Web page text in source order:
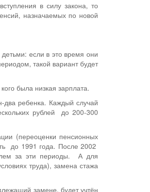
в силу закона, то
назначаемых по новой
если в это время они
такой вариант будет
была низкая зарплата.
два ребенка. Каждый случай
рублей до 200-300
(переоценки пенсионных
до 1991 года. После 2002
за эти периоды. А для
труда), замена стажа
замене, будет учтён